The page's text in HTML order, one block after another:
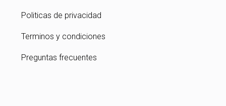
Politicas de privacidad
Terminos y condiciones
Preguntas frecuentes